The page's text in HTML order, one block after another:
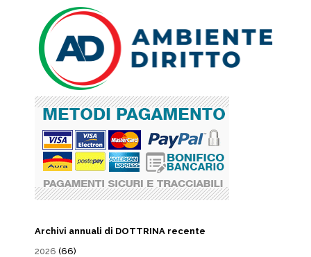
Archivi annuali di DOTTRINA recente
2026 (66)